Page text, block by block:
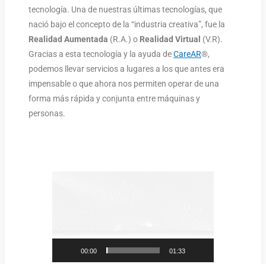
tecnología. Una de nuestras últimas tecnologías, que
nació bajo el concepto de la “industria creativa”, fue la
Realidad Aumentada (R.A.) o Realidad Virtual (V.R).
Gracias a esta tecnología y la ayuda deCareAR®,
podemos llevar servicios a lugares a los que antes era
impensable o que ahora nos permiten operar de una
forma más rápida y conjunta entre máquinas y
personas.
00:00 01:33